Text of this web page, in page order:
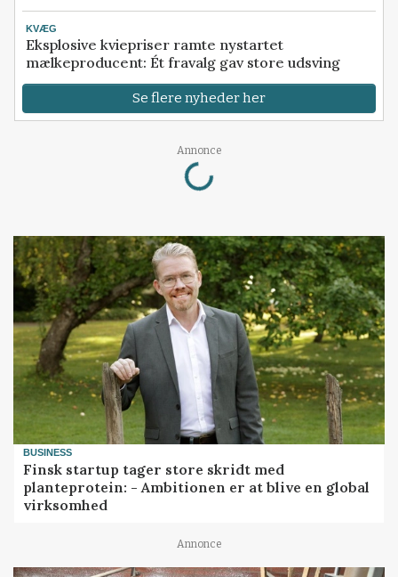
KVÆG
Eksplosive kviepriser ramte nystartet
mælkeproducent: Ét fravalg gav store udsving
Se flere nyheder her
Annonce
Loading...
BUSINESS
Finsk startup tager store skridt med
planteprotein: - Ambitionen er at blive en global
virksomhed
Annonce